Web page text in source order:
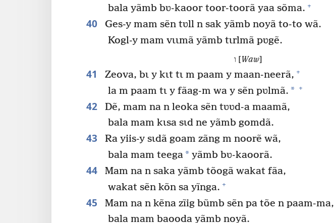
bala yãmb bʋ-kaoor toor-toorã yaa sõma. +
40
Ges-y mam sẽn tʋll n sak yãmb noyã to-to wã.
Kogl-y mam vɩɩmã yãmb tɩrlmã pʋgẽ.
ו [Waw]
41 Zeova, bɩ y kɩt tɩ m paam y maan-neerã, +
la m paam tɩ y fãag-m wa y sẽn pʋlmã. * +
42
Dẽ, mam na n leoka sẽn tʋʋd-a maamã,
bala mam kɩsa sɩd ne yãmb gomdã.
43
Ra yiis-y sɩdã goam zãng m noorẽ wã,
bala mam teega* yãmb bʋ-kaoorã.
44
Mam na n saka yãmb tõogã wakat fãa,
wakat sẽn kõn sa yĩnga. +
45 Mam na n kẽna zĩig bũmb sẽn pa tõe n paam-ma,
bala mam baooda yãmb noyã.